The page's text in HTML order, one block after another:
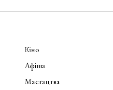
Кіно
Афіша
Мастацтва